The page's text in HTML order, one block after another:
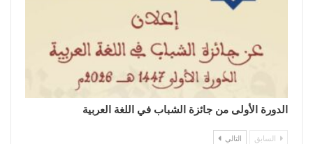
الدورة الأولى من جائزة الشباب في اللغة العربية
السابق التالي